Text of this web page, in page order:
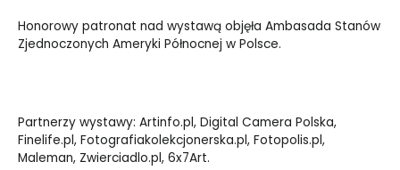
Honorowy patronat nad wystawą objęła Ambasada Stanów
Zjednoczonych Ameryki Północnej w Polsce.
Partnerzy wystawy: Artinfo.pl, Digital Camera Polska,
Finelife.pl, Fotografiakolekcjonerska.pl, Fotopolis.pl,
Maleman, Zwierciadlo.pl, 6x7Art.